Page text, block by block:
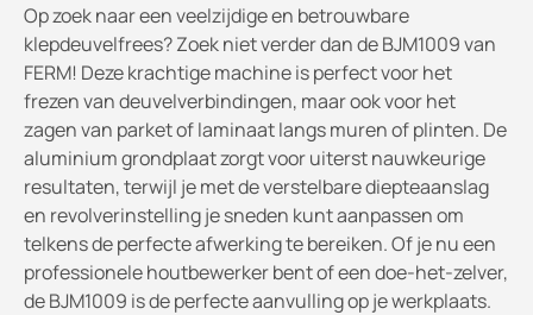
Op zoek naar een veelzijdige en betrouwbare
klepdeuvelfrees? Zoek niet verder dan de BJM1009 van
FERM! Deze krachtige machine is perfect voor het
frezen van deuvelverbindingen, maar ook voor het
zagen van parket of laminaat langs muren of plinten. De
aluminium grondplaat zorgt voor uiterst nauwkeurige
resultaten, terwijl je met de verstelbare diepteaanslag
en revolverinstelling je sneden kunt aanpassen om
telkens de perfecte afwerking te bereiken. Of je nu een
professionele houtbewerker bent of een doe-het-zelver,
de BJM1009 is de perfecte aanvulling op je werkplaats.